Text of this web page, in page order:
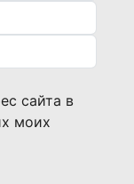
сайта в
моих